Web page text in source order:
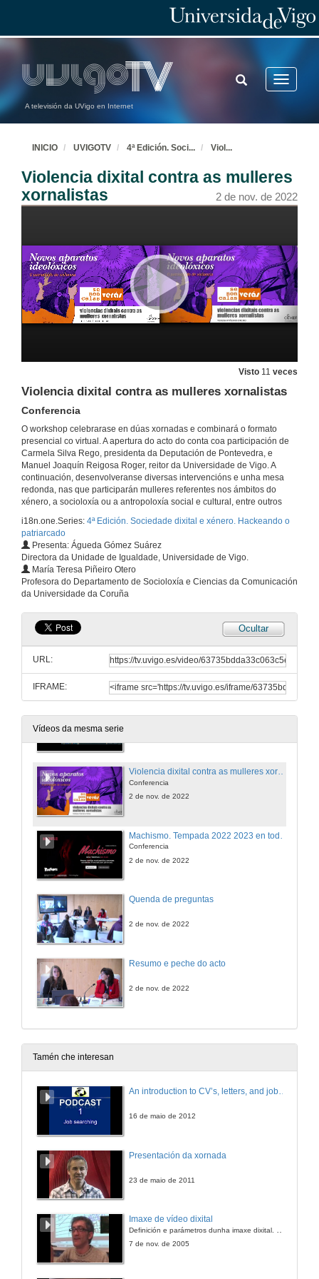
A televisión da UVigo en Internet
Toggle
TOGGLE
SEARCH
INICIO UVIGOTV 4ª Edición. Soci... Viol ...
Violencia dixital contra as mulleres
xornalistas
2 de nov. de 2022
Visto 11 veces
Violencia dixital contra as mulleres xornalistas
Conferencia
O workshop celebrarase en dúas xornadas e combinará o formato
presencial co virtual. A apertura do acto do conta coa participación de
Carmela Silva Rego, presidenta da Deputación de Pontevedra, e
Manuel Joaquín Reigosa Roger, reitor da Universidade de Vigo. A
continuación, desenvolveranse diversas intervencións e unha mesa
redonda, nas que participarán mulleres referentes nos ámbitos do
xénero, a socioloxía ou a antropoloxía social e cultural, entre outros
i18n.one.Series: 4ª Edición. Sociedade dixital e xénero. Hackeando o
patriarcado
Presenta: Águeda Gómez Suárez
Directora da Unidade de Igualdade, Universidade de Vigo.
María Teresa Piñeiro Otero
Profesora do Departamento de Socioloxía e Ciencias da Comunicación
da Universidade da Coruña
Ocultar
URL:
IFRAME:
Vídeos da mesma serie
Apertura do Workshop: Sociedade dixital e xénero. Hackeando o patriarcado
Patriarcado e cultura dixital
Conferencia
2 de nov. de 2022
2 de nov. de 2022
Quenda de preguntas
Conferencia
2 de nov. de 2022
Violencia dixital contra as mulleres xornalistas
Conferencia
2 de nov. de 2022
Conferencia
2 de nov. de 2022
Quenda de preguntas
2 de nov. de 2022
Resumo e peche do acto
2 de nov. de 2022
Tamén che interesan
An introduction to CV’s, letters, and job searching
16 de maio de 2012
Presentación da xornada
23 de maio de 2011
Imaxe de vídeo dixital
7 de nov. de 2005